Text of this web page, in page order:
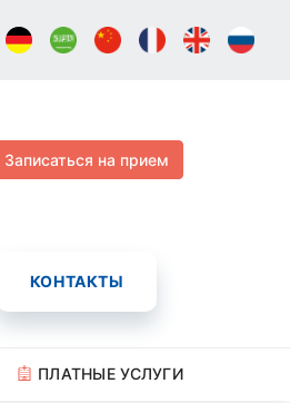
Записаться на прием
КОНТАКТЫ
ПЛАТНЫЕ УСЛУГИ